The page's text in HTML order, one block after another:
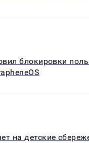
блокировки
на детские